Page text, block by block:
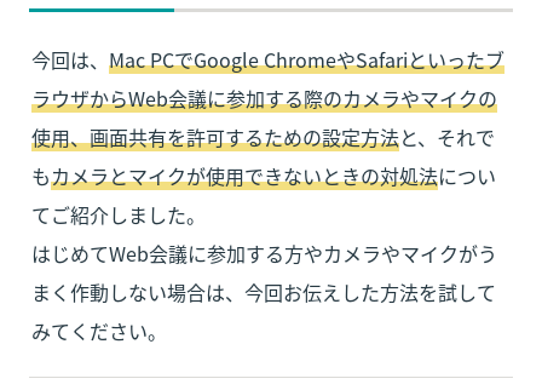
今回は、 Mac PCでGoogle ChromeやSafariといったブ
ラウザからWeb会議に参加する際のカメラやマイクの
使用、画面共有を許可するための設定方法と、それで
もカメラとマイクが使用できないときの対処法につい
てご紹介しました。
はじめてWeb会議に参加する方やカメラやマイクがう
まく作動しない場合は、今回お伝えした方法を試して
みてください。